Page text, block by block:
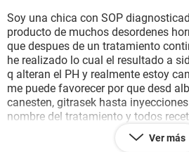
SEXUALIDAD
GLOSARIO
Soy una chica con SOP
producto de muchos desordenes
que despues de un tratamiento
he realizado lo cual el resultado a
q alteran el PH y realmente estoy
me puede favorecer por que desd
canesten, gitrasek hasta
nombre del tratamiento y todos
profesionales pero al final me
mucho y siguen los sintomas y se
Ver más